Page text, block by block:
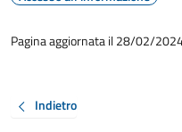
Pagina aggiornata il 28/02/
Indietro